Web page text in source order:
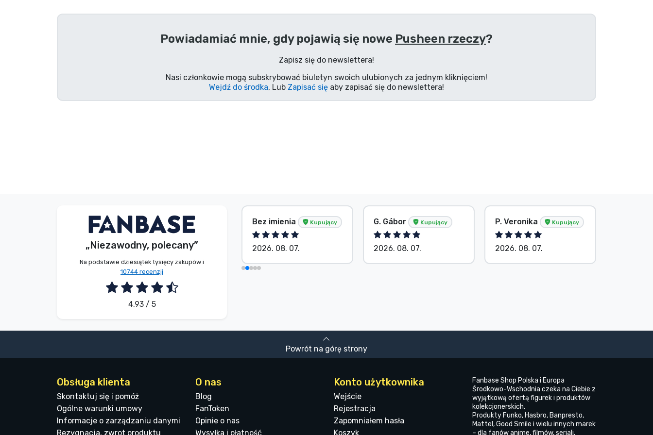
Powiadamiać mnie, gdy pojawią się nowe Pusheen rzeczy?
Zapisz się do newslettera!
Nasi członkowie mogą subskrybować biuletyn swoich ulubionych za jednym kliknięciem!
Wejdź do środka, Lub Zapisać się aby zapisać się do newslettera!
„Niezawodny, polecany”
Na podstawie dziesiątek tysięcy zakupów i
10744 recenzji
4.93 / 5
Bez imienia Kupujący
2026. 08. 07.
Bez imienia Kupujący
2026. 08. 07.
G. Gábor Kupujący
2026. 08. 07.
P. Veronika Kupujący
2026. 08. 07.
Powrót na górę strony
Obsługa klienta
Skontaktuj się i pomóż
Ogólne warunki umowy
Informacje o zarządzaniu danymi
Rezygnacja, zwrot produktu
O nas
Blog
FanToken
Opinie o nas
Wysyłka i płatność
Konto użytkownika
Wejście
Rejestracja
Zapomniałem hasła
Koszyk
Fanbase Shop Polska i Europa
Środkowo-Wschodnia czeka na Ciebie z
wyjątkową ofertą figurek i produktów
kolekcjonerskich.
Produkty Funko, Hasbro, Banpresto,
Mattel, Good Smile i wielu innych marek
– dla fanów anime, filmów, seriali,
Rzeczy seryjne
Rzeczy z anime
Typy produktów